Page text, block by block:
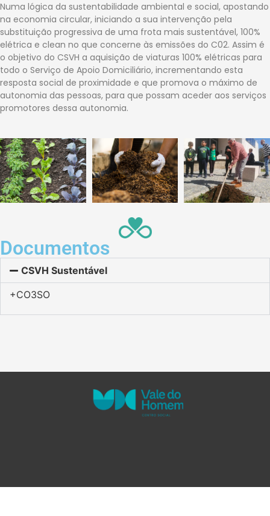
Numa lógica da sustentabilidade ambiental e social, apostando
na economia circular, iniciando a sua intervenção pela
substituição progressiva de uma frota mais sustentável, 100%
elétrica e clean no que concerne às emissões do C02. Assim é
o objetivo do CSVH a aquisição de viaturas 100% elétricas para
todo o Serviço de Apoio Domiciliário, incrementando esta
resposta social de proximidade e que promova o máximo de
autonomia das pessoas, para que possam aceder aos serviços
promotores dessa autonomia.
Documentos
CSVH Sustentável
+CO3SO